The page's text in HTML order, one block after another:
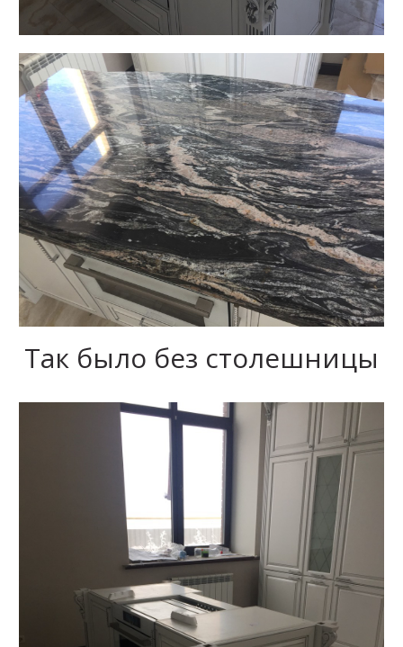
Так было без столешницы